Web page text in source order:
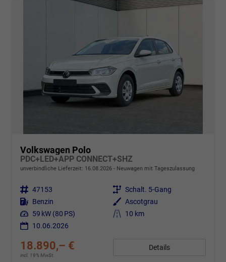
Volkswagen Polo
PDC+LED+APP CONNECT+SHZ
unverbindliche Lieferzeit: 16.08.2026 Neuwagen mit Tageszulassung
Fahrzeugnr. 47153 Getriebe Schalt. 5-Gang
Kraftstoff Benzin Außenfarbe Ascotgrau
Leistung 59 kW (80 PS) Kilometerstand
10 km
10.06.2026
18.890,– €
incl. 19% MwSt.
Details